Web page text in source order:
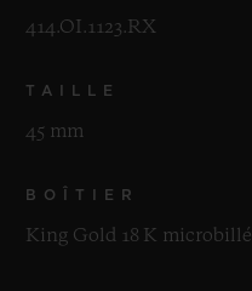
414.OI.1123.RX
TAILLE
45 mm
BOÎTIER
King Gold 18 K microbillé